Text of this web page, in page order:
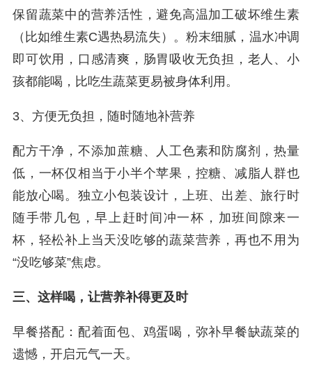
保留蔬菜中的营养活性，避免高温加工破坏维生素
（比如维生素C遇热易流失）。粉末细腻，温水冲调
即可饮用，口感清爽，肠胃吸收无负担，老人、小
孩都能喝，比吃生蔬菜更易被身体利用。
3、方便无负担，随时随地补营养
配方干净，不添加蔗糖、人工色素和防腐剂，热量
低，一杯仅相当于小半个苹果，控糖、减脂人群也
能放心喝。独立小包装设计，上班、出差、旅行时
随手带几包，早上赶时间冲一杯，加班间隙来一
杯，轻松补上当天没吃够的蔬菜营养，再也不用为
“没吃够菜”焦虑。
三、这样喝，让营养补得更及时
早餐搭配：配着面包、鸡蛋喝，弥补早餐缺蔬菜的
遗憾，开启元气一天。